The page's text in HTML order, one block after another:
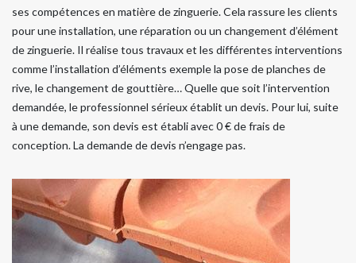
ses compétences en matière de zinguerie. Cela rassure les clients
pour une installation, une réparation ou un changement d’élément
de zinguerie. Il réalise tous travaux et les différentes interventions
comme l’installation d’éléments exemple la pose de planches de
rive, le changement de gouttière… Quelle que soit l’intervention
demandée, le professionnel sérieux établit un devis. Pour lui, suite
à une demande, son devis est établi avec 0 € de frais de
conception. La demande de devis n’engage pas.